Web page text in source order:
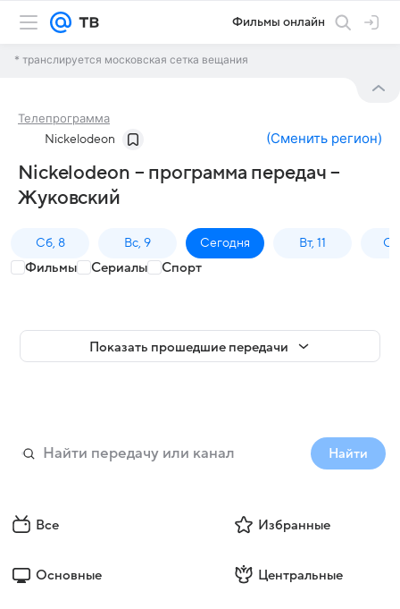
Фильмы онлайн
* транслируется московская сетка вещания
Телепрограмма
Nickelodeon (Сменить регион)
Nickelodeon – программа передач –
Жуковский
Сб, 8 Вс, 9 Сегодня Вт, 11
Фильмы Сериалы Спорт
Показать прошедшие передачи
Найти
Все Избранные
Основные Центральные